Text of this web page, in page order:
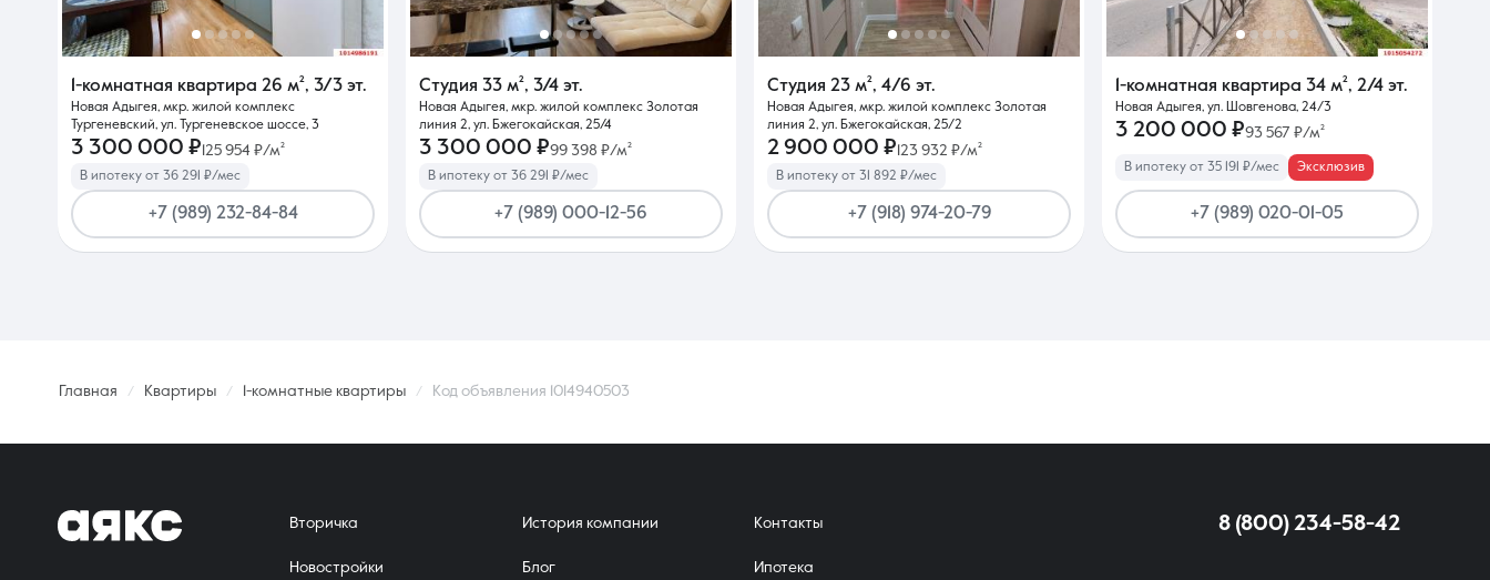
1-комнатная квартира 26 м², 3/3 эт.
Новая Адыгея, мкр. жилой комплекс
Тургеневский, ул. Тургеневское шоссе, 3
3 300 000 ₽ 125 954 ₽/м²
В ипотеку от 36 291 ₽/мес
+7 (989) 232-84-84
Студия 33 м², 3/4 эт.
Новая Адыгея, мкр. жилой комплекс Золотая
линия 2, ул. Бжегокайская, 25/4
3 300 000 ₽99 398 ₽/м²
В ипотеку от 36 291 ₽/мес
+7 (989) 000-12-56
Студия 23 м², 4/6 эт.
Новая Адыгея, мкр. жилой комплекс Золотая
линия 2, ул. Бжегокайская, 25/2
2 900 000 ₽ 123 932 ₽/м²
В ипотеку от 31 892 ₽/мес
+7 (918) 974-20-79
1-комнатная квартира 34 м², 2/4 эт.
Новая Адыгея, ул. Шовгенова, 24/3
3 200 000 ₽93 567 ₽/м²
В ипотеку от 35 191 ₽/мес Эксклюзив
+7 (989) 020-01-05
Главная Квартиры 1-комнатные квартиры Код объявления 1014940503
Вторичка
Новостройки
История компании
Блог
Контакты
Ипотека
8 (800) 234-58-42